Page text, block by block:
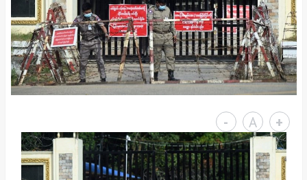
- A +